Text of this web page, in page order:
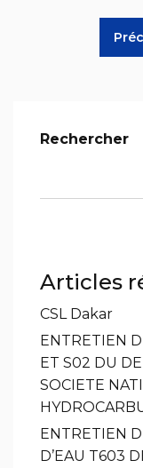
Rechercher
Articles
CSL Dakar
ENTRETIEN
ET S02 DU
SOCIETE
ENTRETIEN
D’EAU T603